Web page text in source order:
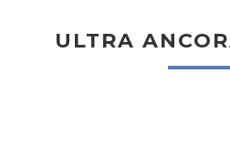
ULTRA